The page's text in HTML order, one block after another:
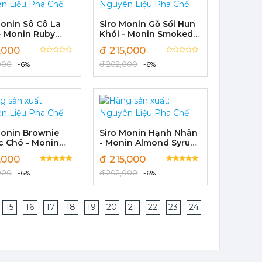
Sô Cô La
Monin Ruby
Syrup
-6%
Siro Monin Gỗ Sồi Hun
Khói - Monin Smoked
Oak Syrup 700ml
đ 215,000
đ 202,000 -6%
Brownie
Chó - Monin
Brownie Syrup
-6%
Siro Monin Hạnh Nhân
- Monin Almond Syrup
700ml
đ 215,000
đ 202,000 -6%
15 16 17 18 19 20 21 22 23
24